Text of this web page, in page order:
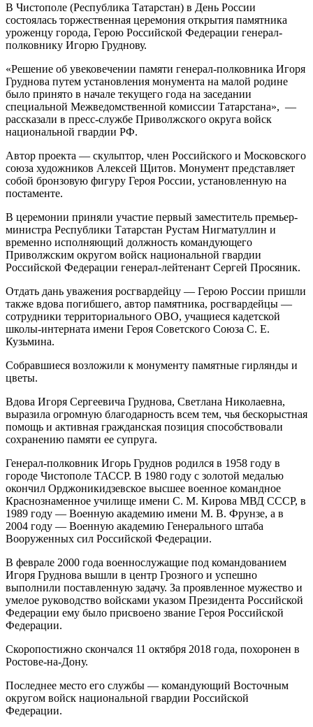
В Чистополе (Республика Татарстан) в День России
состоялась торжественная церемония открытия памятника
уроженцу города, Герою Российской Федерации генерал-
полковнику Игорю Груднову.
«Решение об увековечении памяти генерал-полковника Игоря
Груднова путем установления монумента на малой родине
было принято в начале текущего года на заседании
специальной Межведомственной комиссии Татарстана», —
рассказали в пресс-службе Приволжского округа войск
национальной гвардии РФ.
Автор проекта — скульптор, член Российского и Московского
союза художников Алексей Щитов. Монумент представляет
собой бронзовую фигуру Героя России, установленную на
постаменте.
В церемонии приняли участие первый заместитель премьер-
министра Республики Татарстан Рустам Нигматуллин и
временно исполняющий должность командующего
Приволжским округом войск национальной гвардии
Российской Федерации генерал-лейтенант Сергей Просяник.
Отдать дань уважения росгвардейцу — Герою России пришли
также вдова погибшего, автор памятника, росгвардейцы —
сотрудники территориального ОВО, учащиеся кадетской
школы-интерната имени Героя Советского Союза С. Е.
Кузьмина.
Собравшиеся возложили к монументу памятные гирлянды и
цветы.
Вдова Игоря Сергеевича Груднова, Светлана Николаевна,
выразила огромную благодарность всем тем, чья бескорыстная
помощь и активная гражданская позиция способствовали
сохранению памяти ее супруга.
Генерал-полковник Игорь Груднов родился в 1958 году в
городе Чистополе ТАССР. В 1980 году с золотой медалью
окончил Орджоникидзевское высшее военное командное
Краснознаменное училище имени С. М. Кирова МВД СССР, в
1989 году — Военную академию имени М. В. Фрунзе, а в
2004 году — Военную академию Генерального штаба
Вооруженных сил Российской Федерации.
В феврале 2000 года военнослужащие под командованием
Игоря Груднова вышли в центр Грозного и успешно
выполнили поставленную задачу. За проявленное мужество и
умелое руководство войсками указом Президента Российской
Федерации ему было присвоено звание Героя Российской
Федерации.
Скоропостижно скончался 11 октября 2018 года, похоронен в
Ростове-на-Дону.
Последнее место его службы — командующий Восточным
округом войск национальной гвардии Российской
Федерации.